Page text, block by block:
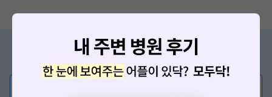
증상/치료, 궁금한 점이 있나요?
의사가 직접 답해드려요!